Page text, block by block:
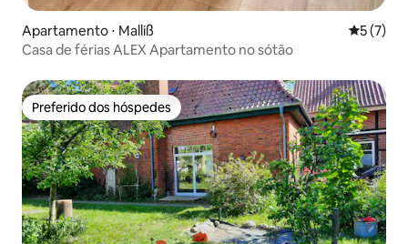
Apartamento ⋅ Malliß 5 de
5 (7)
Casa de férias ALEX Apartamento no sótão
Preferido dos hóspedes
Preferido dos hóspedes